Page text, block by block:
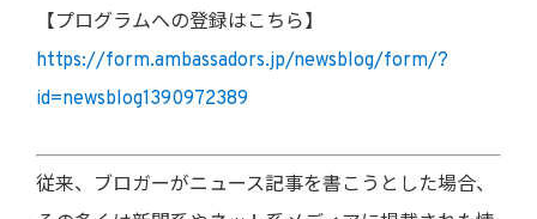
【プログラムへの登録はこちら】
https://form.ambassadors.jp/newsblog/form/?
id=newsblog1390972389
従来、ブロガーがニュース記事を書こうとした場合、